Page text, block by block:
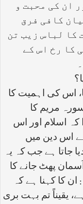
ان کی محبت و
کافی فرق
کا لباس زیب تن
کا رخ اس کے
اس کی اہمیت کا
مریم کا
کہ اسلام اور اس
اس دین میں
جاتا ہے جب کہ یہ
پھٹ جانے کا
ان کا کہنا ہے کہ
یقیناً تم بہت بری